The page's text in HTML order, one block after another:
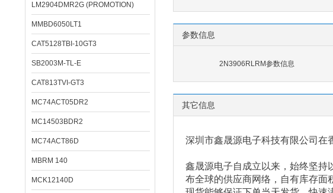
LM2904DMR2G (PROMOTION)
MMBD6050LT1
CAT5128TBI-10GT3
SB2003M-TL-E
CAT813TVI-GT3
MC74ACT05DR2
MC14503BDR2
MC74ACT86D
MBRM 140
MCK12140D
参数信息
2N3906RLRM参数信息
其它信息
深圳市鑫晟源电子科技有限公司在
鑫晟源电子自成立以来，始终坚持
布全球的供应商网络，自有库存面